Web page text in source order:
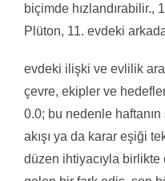
biçimde hızlandırabilir.,
Plüton, 11. evdeki
evdeki ilişki ve evlilik
çevre, ekipler ve hedefler
0.0; bu nedenle
akışı ya da karar eşiği
düzen ihtiyacıyla birlikte